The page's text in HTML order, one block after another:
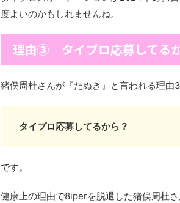
度よいのかもしれませんね。
理由③ タイプロ応募してる
猪俣周杜さんが『たぬき』と言われる理由3
タイプロ応募してるから？
です。
健康上の理由で8iperを脱退した猪俣周杜さ